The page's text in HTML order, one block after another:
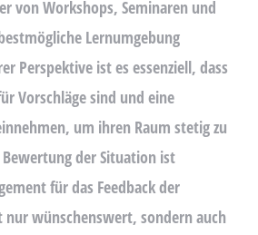
von Workshops, Seminaren und
Lernumgebung
Perspektive ist es essenziell, dass
Vorschläge sind und eine
um ihren Raum stetig zu
der Situation ist
für das Feedback der
nur wünschenswert, sondern auch